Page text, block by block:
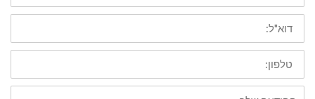
דוא"ל
טלפון
ההודעה